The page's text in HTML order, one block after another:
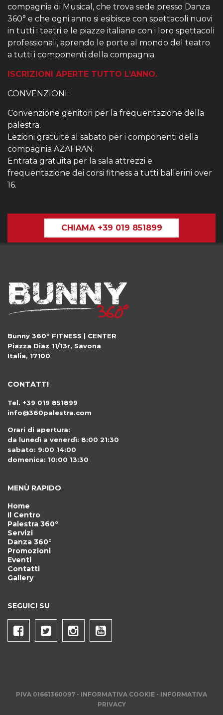
compagnia di Musical, che trova sede presso Danza
360° e che ogni anno si esibisce con spettacoli nuovi
in tutti i teatri e le piazze italiane con i loro spettacoli
professionali, aprendo le porte al mondo del teatro
a tutti i componenti della compagnia.
ISCRIZIONI APERTE TUTTO L’ANNO.
CONVENZIONI:
Convenzione genitori per la frequentazione della
palestra.
Lezioni gratuite al sabato per i componenti della
compagnia AZAFRAN.
Entrata gratuita per la sala attrezzi e
frequentazione dei corsi fitness a tutti ballerini over
16.
CHIAMA +39 019 851899
Bunny 360° FITNESS | CENTER
Piazza Diaz 11/13r, Savona
Italia, 17100
CONTATTI
Tel. +39 019 851899
info@360palestra.com
Orari di apertura:
da lunedì a venerdì: 8:00 21:30
sabato: 9:00 14:00
domenica: 10:00 13:30
MENÙ RAPIDO
Home
Il Centro
Palestra 360°
Servizi
Danza 360°
Promozioni
Eventi
Contatti
Gallery
SEGUICI SU
PIVA 01661360097 - INFORMATIVA COOKIE - INFORMATIVA
PRIVACY